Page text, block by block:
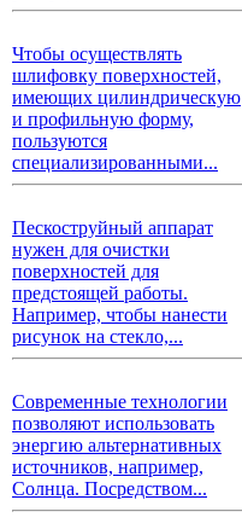
Чтобы осуществлять
шлифовку поверхностей,
имеющих цилиндрическую
и профильную форму,
пользуются
специализированными...
Пескоструйный аппарат
нужен для очистки
поверхностей для
предстоящей работы.
Например, чтобы нанести
рисунок на стекло,...
Современные технологии
позволяют использовать
энергию альтернативных
источников, например,
Солнца. Посредством...